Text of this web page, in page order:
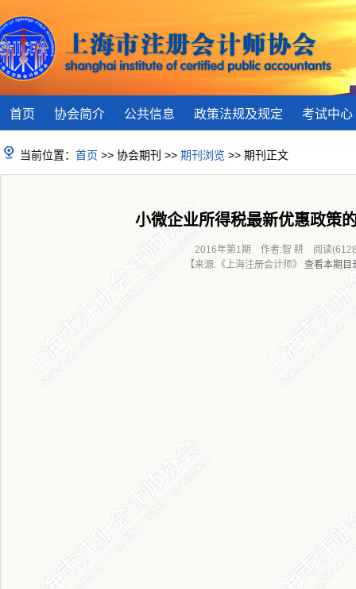
首页 协会简介 公共信息 政策法规及规定 考试中心
当前位置： 首页 >> 协会期刊 >> 期刊浏览 >> 期刊正文
小微企业所得税最新优惠政策
2016年第1期 作者:智 耕 阅读
【来源:《上海注册会计师》 查看本期目